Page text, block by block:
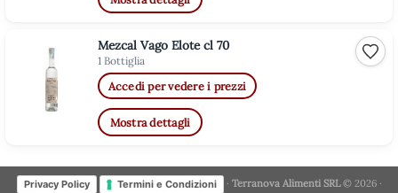
Mezcal Vago Elote cl 70
1 Bottiglia
Accedi per vedere i prezzi
Mostra dettagli
Privacy Policy Termini e Condizioni · Terranova Alimenti SRL© 2026 ·